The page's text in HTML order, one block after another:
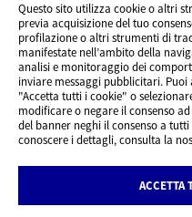
Questo sito utilizza cookie o altri
previa acquisizione del tuo
profilazione o altri strumenti di
manifestate nell’ambito della
analisi e monitoraggio dei
inviare messaggi pubblicitari.
"Accetta tutti i cookie" o
modificare o negare il consenso
del banner neghi il consenso a
conoscere i dettagli, consulta la
ACCETTA
CONTENUTI
BLOG
Rivedi le